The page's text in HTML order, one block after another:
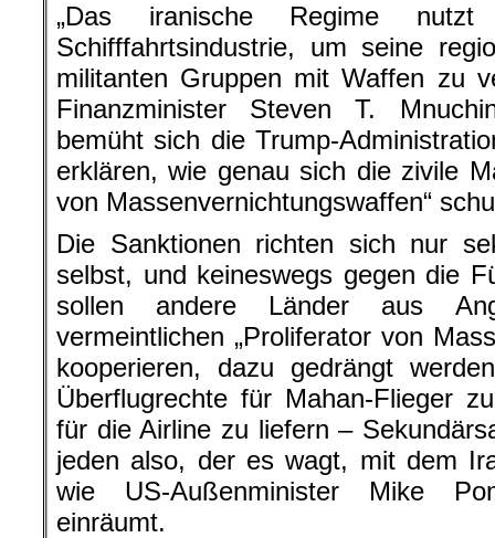
„Das iranische Regime
Schifffahrtsindustrie, um seine
militanten Gruppen mit Waffen zu
Finanzminister Steven T.
bemüht sich die Trump-
erklären, wie genau sich die zivile
von Massenvernichtungswaffen“
Die Sanktionen richten sich nur
selbst, und keineswegs gegen die
sollen andere Länder aus
vermeintlichen „Proliferator von
kooperieren, dazu gedrängt
Überflugrechte für Mahan-Flieger
für die Airline zu liefern –
jeden also, der es wagt, mit dem
wie US-Außenminister Mike
einräumt.